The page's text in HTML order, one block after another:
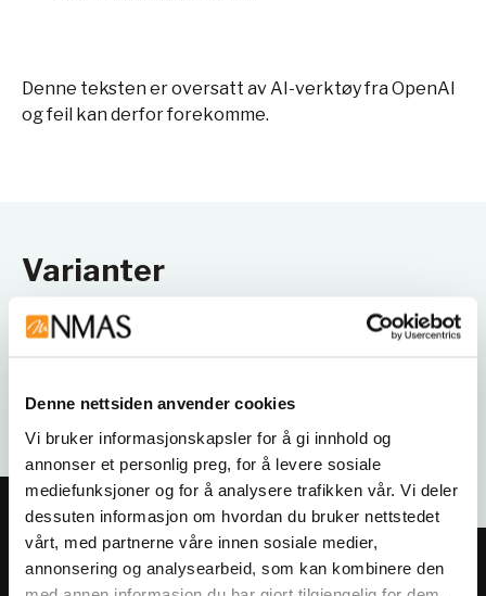
Denne nettsiden anvender cookies
Vi bruker informasjonskapsler for å gi innhold og
annonser et personlig preg, for å levere sosiale
mediefunksjoner og for å analysere trafikken vår. Vi deler
dessuten informasjon om hvordan du bruker nettstedet
vårt, med partnerne våre innen sosiale medier,
annonsering og analysearbeid, som kan kombinere den
Denne teksten er oversatt av AI-verktøy fra OpenAI
og feil kan derfor forekomme.
Varianter
Meld deg på vårt nyhetsbrev!